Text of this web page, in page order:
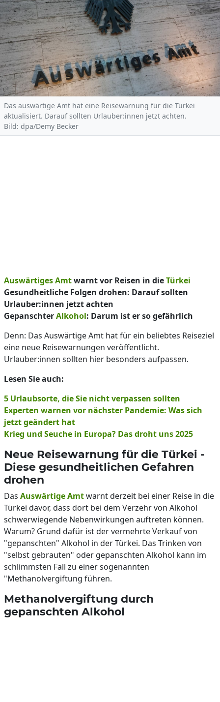
Das auswärtige Amt hat eine Reisewarnung für die Türkei
aktualisiert. Darauf sollten Urlauber:innen jetzt achten.
Bild: dpa/Demy Becker
Auswärtiges Amtwarnt vor Reisen in dieTürkei
Gesundheitliche Folgen drohen: Darauf sollten
Urlauber:innen jetzt achten
GepanschterAlkohol: Darum ist er so gefährlich
Denn: Das Auswärtige Amt hat für ein beliebtes Reiseziel
eine neue Reisewarnungen veröffentlicht.
Urlauber:innen sollten hier besonders aufpassen.
Lesen Sie auch:
5 Urlaubsorte, die Sie nicht verpassen sollten
Experten warnen vor nächster Pandemie: Was sich
jetzt geändert hat
Krieg und Seuche in Europa? Das droht uns 2025
Neue Reisewarnung für die Türkei -
Diese gesundheitlichen Gefahren
drohen
Das Auswärtige Amtwarnt derzeit bei einer Reise in die
Türkei davor, dass dort bei dem Verzehr von Alkohol
schwerwiegende Nebenwirkungen auftreten können.
Warum? Grund dafür ist der vermehrte Verkauf von
"gepanschten" Alkohol in der Türkei. Das Trinken von
"selbst gebrauten" oder gepanschten Alkohol kann im
schlimmsten Fall zu einer sogenannten
"Methanolvergiftung führen.
Methanolvergiftung durch
gepanschten Alkohol